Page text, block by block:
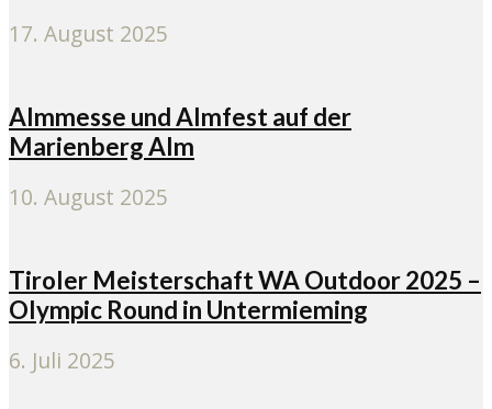
17. August 2025
Almmesse und Almfest auf der
Marienberg Alm
10. August 2025
Tiroler Meisterschaft WA Outdoor 2025 –
Olympic Round in Untermieming
6. Juli 2025